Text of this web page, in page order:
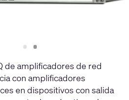
Slide
1 Slide
2
de amplificadores de red
con amplificadores
en dispositivos con salida